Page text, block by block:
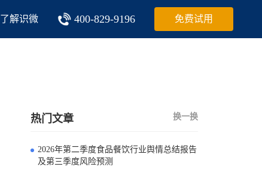
了解识微 400-829-9196 免费试用
热门文章 换一换
2026年第二季度食品餐饮行业舆情总结报告
及第三季度风险预测